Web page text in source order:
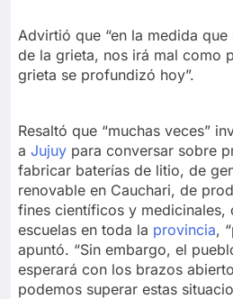
Advirtió que “en la medida
de la grieta, nos irá mal como
grieta se profundizó hoy”.
Resaltó que “muchas veces”
a Jujuy para conversar sobre
fabricar baterías de litio, de
renovable en Cauchari, de
fines científicos y medicinales,
escuelas en toda la provincia,
apuntó. “Sin embargo, el
esperará con los brazos
podemos superar estas